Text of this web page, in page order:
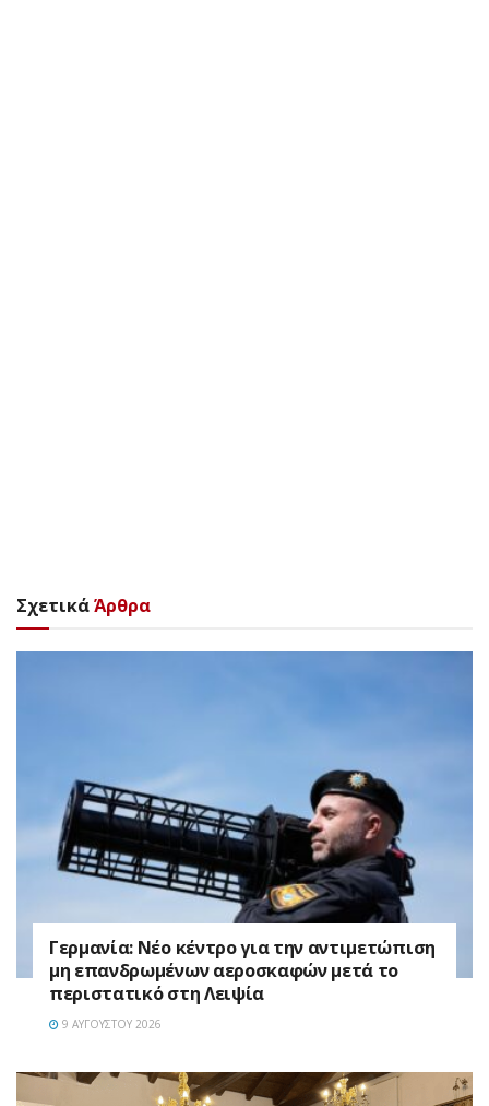
ΣχετικάΆρθρα
Γερμανία: Νέο κέντρο για την αντιμετώπιση
μη επανδρωμένων αεροσκαφών μετά το
περιστατικό στη Λειψία
9 ΑΥΓΟΎΣΤΟΥ 2026